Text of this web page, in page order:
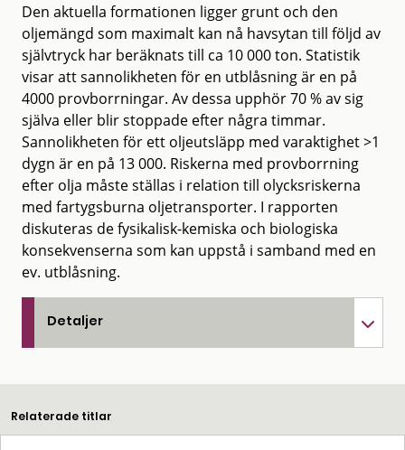
Den aktuella formationen ligger grunt och den
oljemängd som maximalt kan nå havsytan till följd av
självtryck har beräknats till ca 10 000 ton. Statistik
visar att sannolikheten för en utblåsning är en på
4000 provborrningar. Av dessa upphör 70 % av sig
själva eller blir stoppade efter några timmar.
Sannolikheten för ett oljeutsläpp med varaktighet >1
dygn är en på 13 000. Riskerna med provborrning
efter olja måste ställas i relation till olycksriskerna
med fartygsburna oljetransporter. I rapporten
diskuteras de fysikalisk-kemiska och biologiska
konsekvenserna som kan uppstå i samband med en
ev. utblåsning.
Detaljer
Relaterade titlar